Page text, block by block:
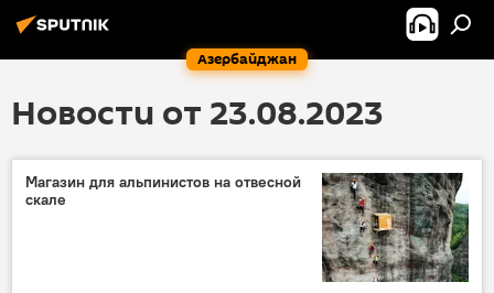
Азербайджан
Новости от 23.08.2023
Магазин для альпинистов на отвесной
скале